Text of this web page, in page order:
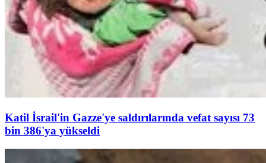
Katil İsrail'in Gazze'ye saldırılarında vefat sayısı 73
bin 386'ya yükseldi